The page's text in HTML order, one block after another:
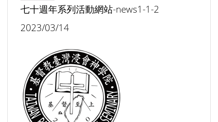
七十週年系列活動網站-news1-1-2
2023/03/14